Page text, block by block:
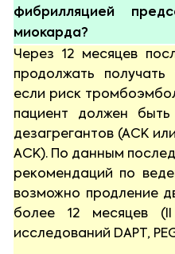
фибрилляцией
миокарда?
Через 12 месяцев
продолжать
если риск
пациент должен
дезагрегантов (АСК
АСК). По данным
рекомендаций по
возможно продление
более 12 месяцев
исследований DAPT,